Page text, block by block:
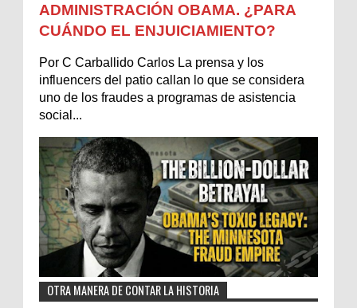
ADMINISTRACIÓN OBAMA. ¿PARA
CUÁNDO EL ENJUICIAMIENTO?
Por C Carballido Carlos La prensa y los
influencers del patio callan lo que se considera
uno de los fraudes a programas de asistencia
social...
OTRA MANERA DE CONTAR LA HISTORIA